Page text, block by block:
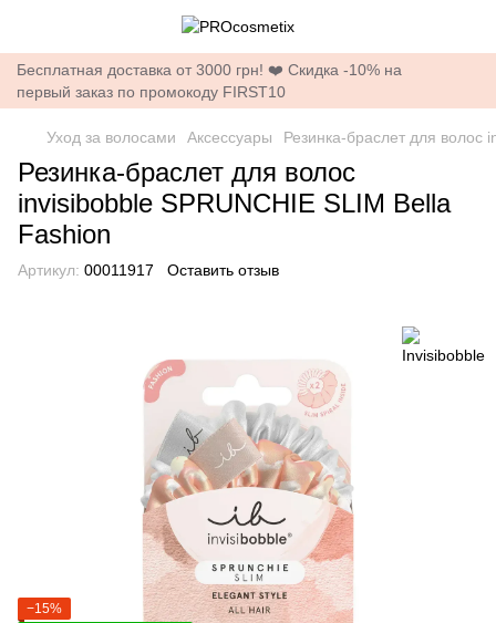
Бесплатная доставка от 3000 грн! ❤️ Скидка -10% на
первый заказ по промокоду FIRST10
Уход за волосами Аксессуары Резинка-браслет для волос
Резинка-браслет для волос
invisibobble SPRUNCHIE SLIM Bella
Fashion
Артикул: 00011917 Оставить отзыв
−15%